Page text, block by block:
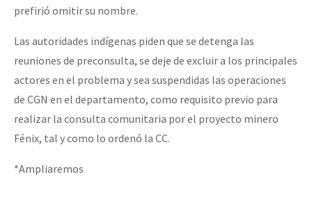
prefirió omitir su nombre.
Las autoridades indígenas piden que se detenga las
reuniones de preconsulta, se deje de excluir a los principales
actores en el problema y sea suspendidas las operaciones
de CGN en el departamento, como requisito previo para
realizar la consulta comunitaria por el proyecto minero
Fénix, tal y como lo ordenó la CC.
*Ampliaremos